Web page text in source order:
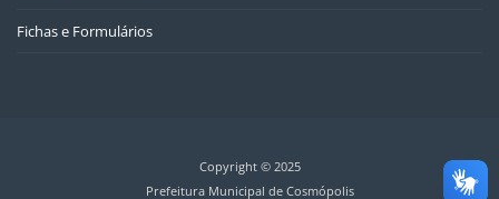
Fichas e Formulários
Copyright © 2025
Prefeitura Municipal de Cosmópolis